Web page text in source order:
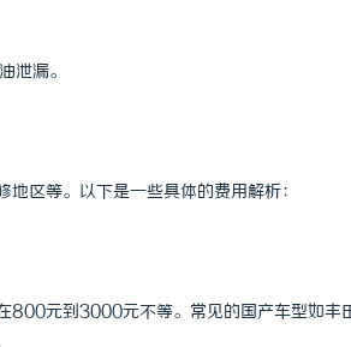
泄漏。
区等。以下是一些具体的费用解析：
元到3000元不等。常见的国产车型如丰